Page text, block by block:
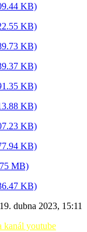
KB)
KB)
KB)
KB)
KB)
KB)
KB)
KB)
MB)
KB)
dubna 2023, 15:11